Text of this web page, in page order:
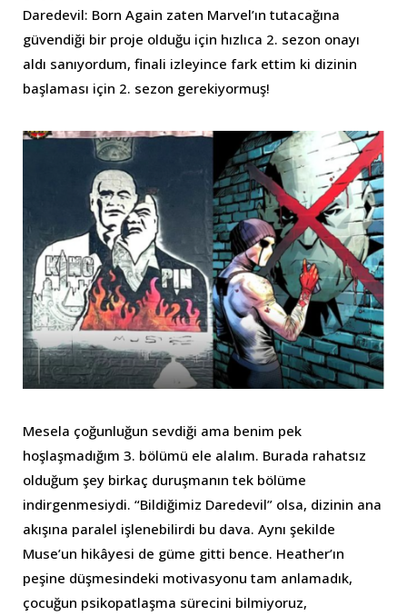
Daredevil: Born Again zaten Marvel’ın tutacağına
güvendiği bir proje olduğu için hızlıca 2. sezon onayı
aldı sanıyordum, finali izleyince fark ettim ki dizinin
başlaması için 2. sezon gerekiyormuş!
Mesela çoğunluğun sevdiği ama benim pek
hoşlaşmadığım 3. bölümü ele alalım. Burada rahatsız
olduğum şey birkaç duruşmanın tek bölüme
indirgenmesiydi. “Bildiğimiz Daredevil” olsa, dizinin ana
akışına paralel işlenebilirdi bu dava. Aynı şekilde
Muse’un hikâyesi de güme gitti bence. Heather’ın
peşine düşmesindeki motivasyonu tam anlamadık,
çocuğun psikopatlaşma sürecini bilmiyoruz,